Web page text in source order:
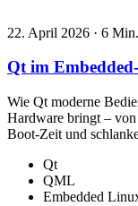
22. April 2026 · 6
Qt im
Wie Qt moderne
Hardware bringt –
Boot-Zeit und
Qt
QML
Embedded